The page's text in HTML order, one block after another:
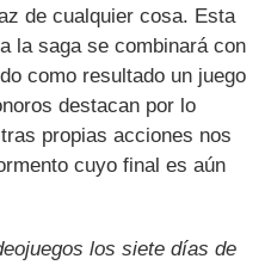
de cualquier cosa. Esta
la saga se combinará con
como resultado un juego
destacan por lo
propias acciones nos
cuyo final es aún
los siete días de